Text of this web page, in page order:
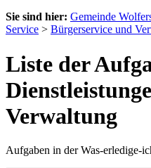
Sie sind hier: Gemeinde
Service > Bürgerservice und
Liste der
Verwaltung
Aufgaben in der Was-erledige-